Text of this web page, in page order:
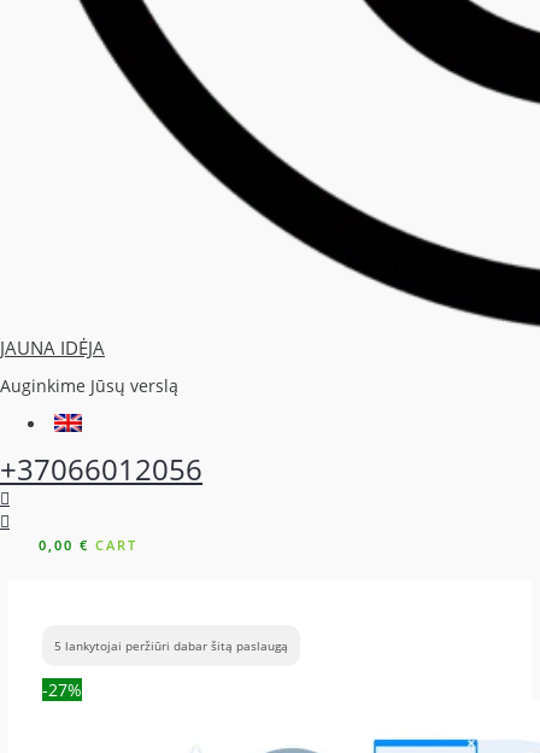
JAUNA IDĖJA
Auginkime Jūsų verslą
+37066012056
0,00 € CART
5 lankytojai peržiūri dabar šitą paslaugą
-27%